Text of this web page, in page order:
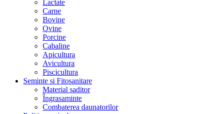
Lactate
Carne
Bovine
Ovine
Porcine
Cabaline
Apicultura
Avicultura
Piscicultura
Seminte si Fitosanitare
Material saditor
Îngrasaminte
Combaterea daunatorilor